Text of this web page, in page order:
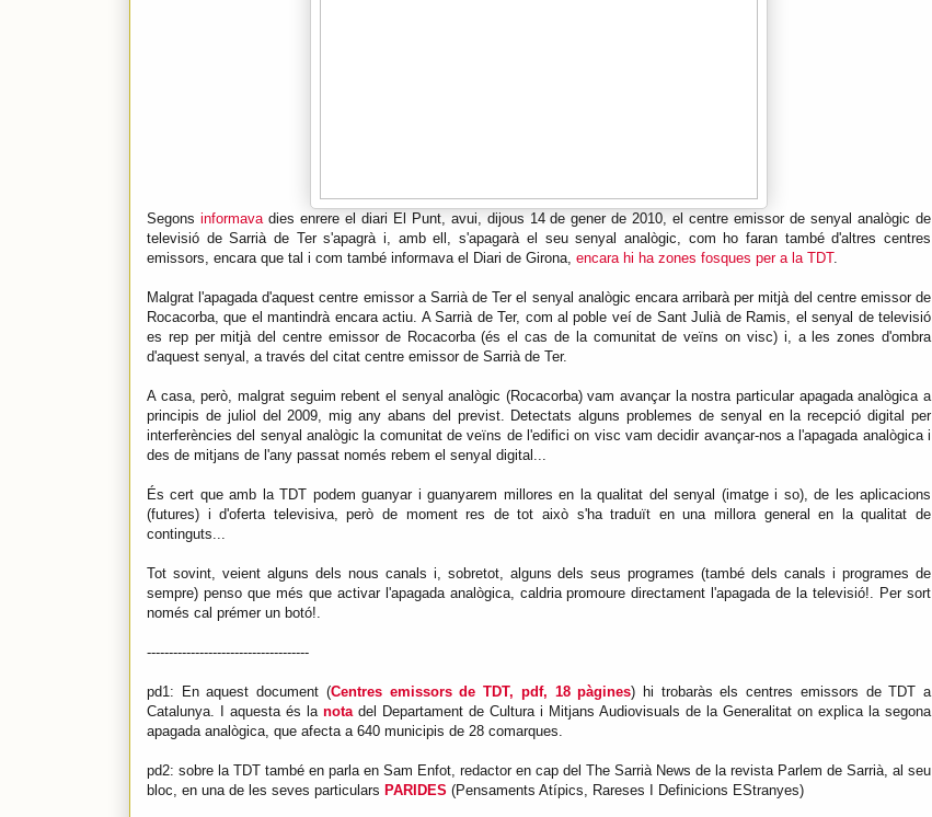
Segons informavadies enrere el diari El Punt, avui, dijous 14 de gener de 2010, el centre emissor de senyal analògic de
televisió de Sarrià de Ter s'apagrà i, amb ell, s'apagarà el seu senyal analògic, com ho faran també d'altres centres
emissors, encara que tal i com també informava el Diari de Girona, encara hi ha zones fosques per a la TDT.
Malgrat l'apagada d'aquest centre emissor a Sarrià de Ter el senyal analògic encara arribarà per mitjà del centre emissor de
Rocacorba, que el mantindrà encara actiu. A Sarrià de Ter, com al poble veí de Sant Julià de Ramis, el senyal de televisió
es rep per mitjà del centre emissor de Rocacorba (és el cas de la comunitat de veïns on visc) i, a les zones d'ombra
d'aquest senyal, a través del citat centre emissor de Sarrià de Ter.
A casa, però, malgrat seguim rebent el senyal analògic (Rocacorba) vam avançar la nostra particular apagada analògica a
principis de juliol del 2009, mig any abans del previst. Detectats alguns problemes de senyal en la recepció digital per
interferències del senyal analògic la comunitat de veïns de l'edifici on visc vam decidir avançar-nos a l'apagada analògica i
des de mitjans de l'any passat només rebem el senyal digital...
És cert que amb la TDT podem guanyar i guanyarem millores en la qualitat del senyal (imatge i so), de les aplicacions
(futures) i d'oferta televisiva, però de moment res de tot això s'ha traduït en una millora general en la qualitat de
continguts...
Tot sovint, veient alguns dels nous canals i, sobretot, alguns dels seus programes (també dels canals i programes de
sempre) penso que més que activar l'apagada analògica, caldria promoure directament l'apagada de la televisió!. Per sort
només cal prémer un botó!.
-------------------------------------
pd1: En aquest document (Centres emissors de TDT, pdf, 18 pàgines) hi trobaràs els centres emissors de TDT a
Catalunya. I aquesta és la nota del Departament de Cultura i Mitjans Audiovisuals de la Generalitat on explica la segona
apagada analògica, que afecta a 640 municipis de 28 comarques.
pd2: sobre la TDT també en parla en Sam Enfot, redactor en cap del The Sarrià News de la revista Parlem de Sarrià, al seu
bloc, en una de les seves particulars PARIDES (Pensaments Atípics, Rareses I Definicions EStranyes)